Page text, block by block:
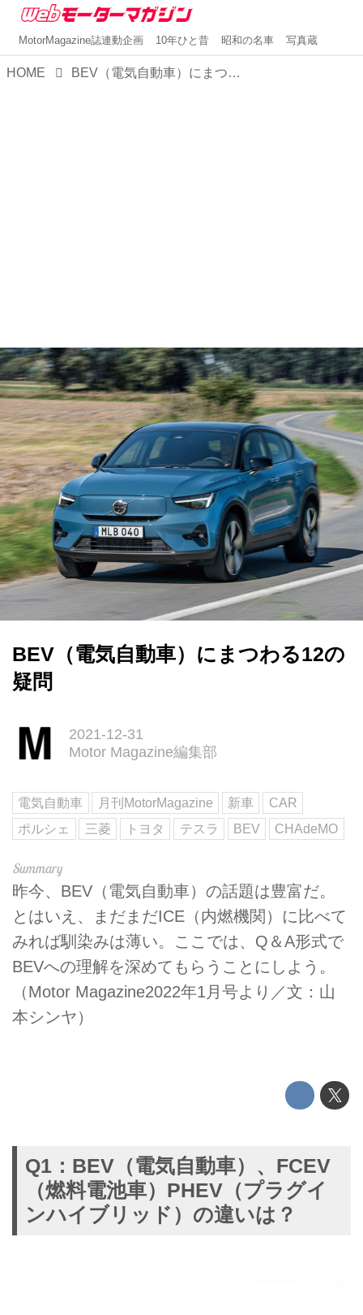
MotorMagazine誌連動企画 10年ひと昔 昭和の名車 写真蔵
HOME BEV（電気自動車）にまつわる12の疑問
BEV（電気自動車）にまつわる12の
疑問
2021-12-31
Motor Magazine編集部
電気自動車 月刊MotorMagazine 新車
CAR
ポルシェ
三菱 トヨタ テスラ BEV CHAdeMO
昨今、BEV（電気自動車）の話題は豊富だ。
とはいえ、まだまだICE（内燃機関）に比べて
みれば馴染みは薄い。ここでは、Q＆A形式で
BEVへの理解を深めてもらうことにしよう。
（Motor Magazine2022年1月号より／文：山
本シンヤ）
Q1：BEV（電気自動車）、FCEV
（燃料電池車）PHEV（プラグイ
ンハイブリッド）の違いは？